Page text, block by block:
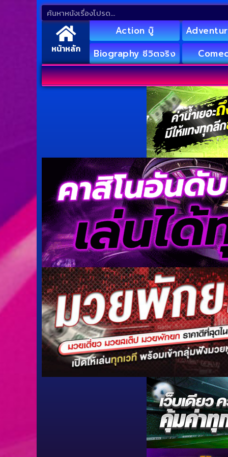
หน้าหลัก
Action บู๊
Biography ชีวิตจริง